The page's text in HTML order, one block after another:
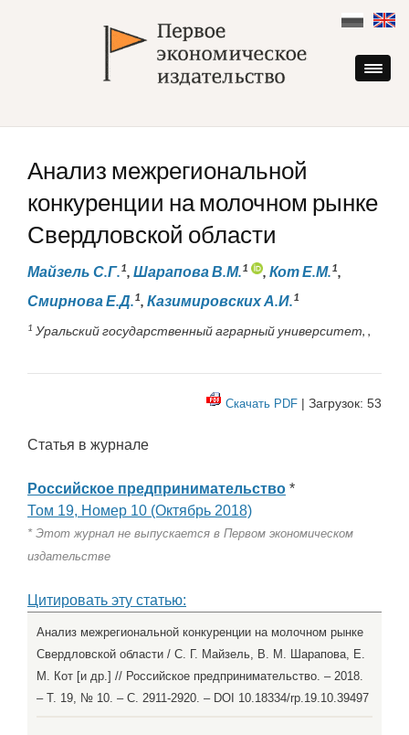
content
Анализ межрегиональной
конкуренции на молочном рынке
Свердловской области
Майзель С.Г.1, Шарапова В.М.1 , Кот Е.М.1,
Смирнова Е.Д.1, Казимировских А.И.1
1 Уральский государственный аграрный университет, ,
Скачать PDF | Загрузок: 53
Статья в журнале
Российское предпринимательство *
Том 19, Номер 10 (Октябрь 2018)
* Этот журнал не выпускается в Первом экономическом
издательстве
Цитировать эту статью:
Анализ межрегиональной конкуренции на молочном рынке
Свердловской области / С. Г. Майзель, В. М. Шарапова, Е.
М. Кот [и др.] // Российское предпринимательство. – 2018.
– Т. 19, № 10. – С. 2911-2920. – DOI 10.18334/rp.19.10.39497